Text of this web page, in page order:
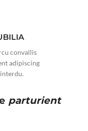
convallis
adipiscing
parturient